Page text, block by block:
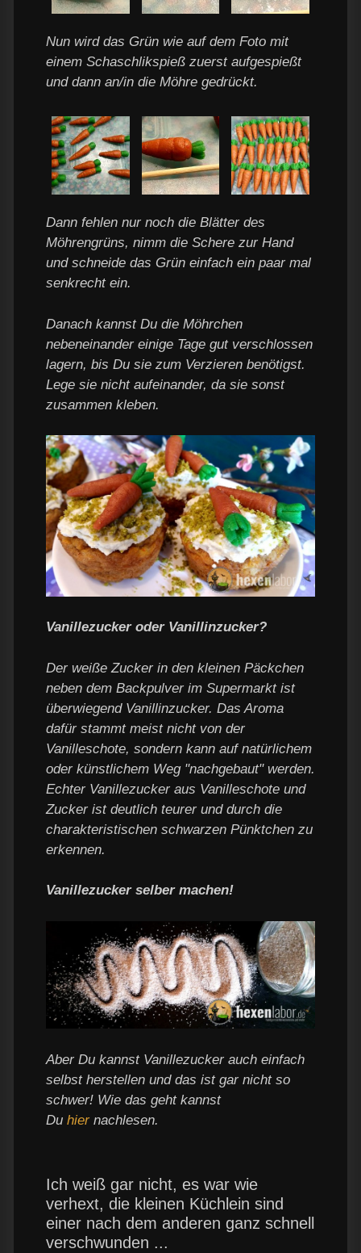
Nun wird das Grün wie auf dem Foto mit
einem Schaschlikspieß zuerst aufgespießt
und dann an/in die Möhre gedrückt.
Dann fehlen nur noch die Blätter des
Möhrengrüns, nimm die Schere zur Hand
und schneide das Grün einfach ein paar mal
senkrecht ein.
Danach kannst Du die Möhrchen
nebeneinander einige Tage gut verschlossen
lagern, bis Du sie zum Verzieren benötigst.
Lege sie nicht aufeinander, da sie sonst
zusammen kleben.
Vanillezucker oder Vanillinzucker?
Der weiße Zucker in den kleinen Päckchen
neben dem Backpulver im Supermarkt ist
überwiegend Vanillinzucker. Das Aroma
dafür stammt meist nicht von der
Vanilleschote, sondern kann auf natürlichem
oder künstlichem Weg "nachgebaut" werden.
Echter Vanillezucker aus Vanilleschote und
Zucker ist deutlich teurer und durch die
charakteristischen schwarzen Pünktchen zu
erkennen.
Vanillezucker selber machen!
Aber Du kannst Vanillezucker auch einfach
selbst herstellen und das ist gar nicht so
schwer! Wie das geht kannst
Du hiernachlesen.
Ich weiß gar nicht, es war wie
verhext, die kleinen Küchlein sind
einer nach dem anderen ganz schnell
verschwunden ...